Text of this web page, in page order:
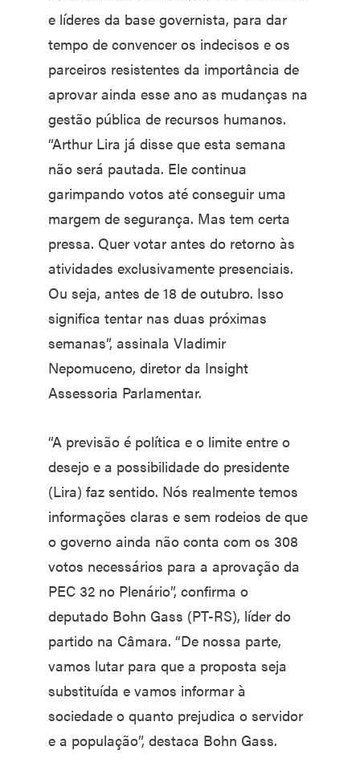
e líderes da base governista, para dar
tempo de convencer os indecisos e os
parceiros resistentes da importância de
aprovar ainda esse ano as mudanças na
gestão pública de recursos humanos.
“Arthur Lira já disse que esta semana
não será pautada. Ele continua
garimpando votos até conseguir uma
margem de segurança. Mas tem certa
pressa. Quer votar antes do retorno às
atividades exclusivamente presenciais.
Ou seja, antes de 18 de outubro. Isso
significa tentar nas duas próximas
semanas”, assinala Vladimir
Nepomuceno, diretor da Insight
Assessoria Parlamentar.
“A previsão é política e o limite entre o
desejo e a possibilidade do presidente
(Lira) faz sentido. Nós realmente temos
informações claras e sem rodeios de que
o governo ainda não conta com os 308
votos necessários para a aprovação da
PEC 32 no Plenário”, confirma o
deputado Bohn Gass (PT-RS), líder do
partido na Câmara. “De nossa parte,
vamos lutar para que a proposta seja
substituída e vamos informar à
sociedade o quanto prejudica o servidor
e a população”, destaca Bohn Gass.